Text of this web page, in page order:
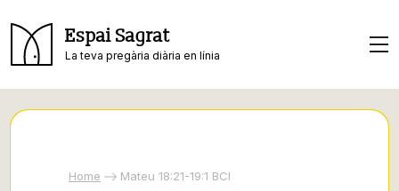
Espai Sagrat
La teva pregària diària en línia
Home Mateu 18:21-19:1 BCI